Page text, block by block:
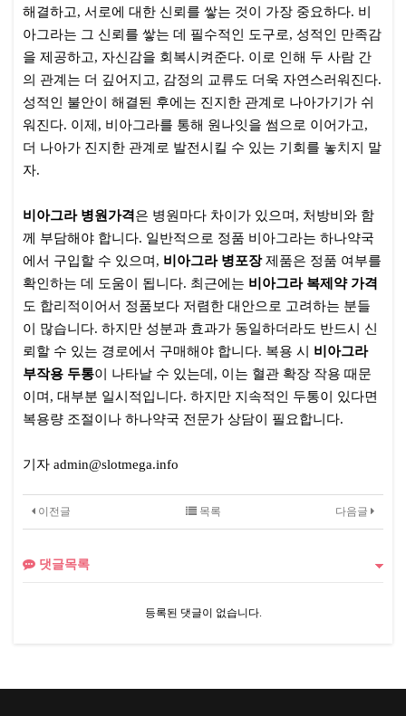
해결하고, 서로에 대한 신뢰를 쌓는 것이 가장 중요하다. 비
아그라는 그 신뢰를 쌓는 데 필수적인 도구로, 성적인 만족감
을 제공하고, 자신감을 회복시켜준다. 이로 인해 두 사람 간
의 관계는 더 깊어지고, 감정의 교류도 더욱 자연스러워진다.
성적인 불안이 해결된 후에는 진지한 관계로 나아가기가 쉬
워진다. 이제, 비아그라를 통해 원나잇을 썸으로 이어가고,
더 나아가 진지한 관계로 발전시킬 수 있는 기회를 놓치지 말
자.
비아그라 병원가격 은 병원마다 차이가 있으며, 처방비와 함
께 부담해야 합니다. 일반적으로 정품 비아그라는 하나약국
에서 구입할 수 있으며, 비아그라 병포장제품은 정품 여부를
확인하는 데 도움이 됩니다. 최근에는 비아그라 복제약 가격
도 합리적이어서 정품보다 저렴한 대안으로 고려하는 분들
이 많습니다. 하지만 성분과 효과가 동일하더라도 반드시 신
뢰할 수 있는 경로에서 구매해야 합니다. 복용 시 비아그라
부작용 두통이 나타날 수 있는데, 이는 혈관 확장 작용 때문
이며, 대부분 일시적입니다. 하지만 지속적인 두통이 있다면
복용량 조절이나 하나약국 전문가 상담이 필요합니다.
기자 admin@slotmega.info
이전글 다음글
목록
댓글목록
등록된 댓글이 없습니다.